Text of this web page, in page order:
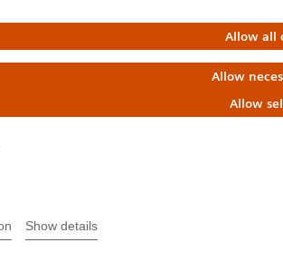
Allow all
Allow
Allow
Show details
a pictorial essay
the potential of
detector CT for
imaging: a pictorial